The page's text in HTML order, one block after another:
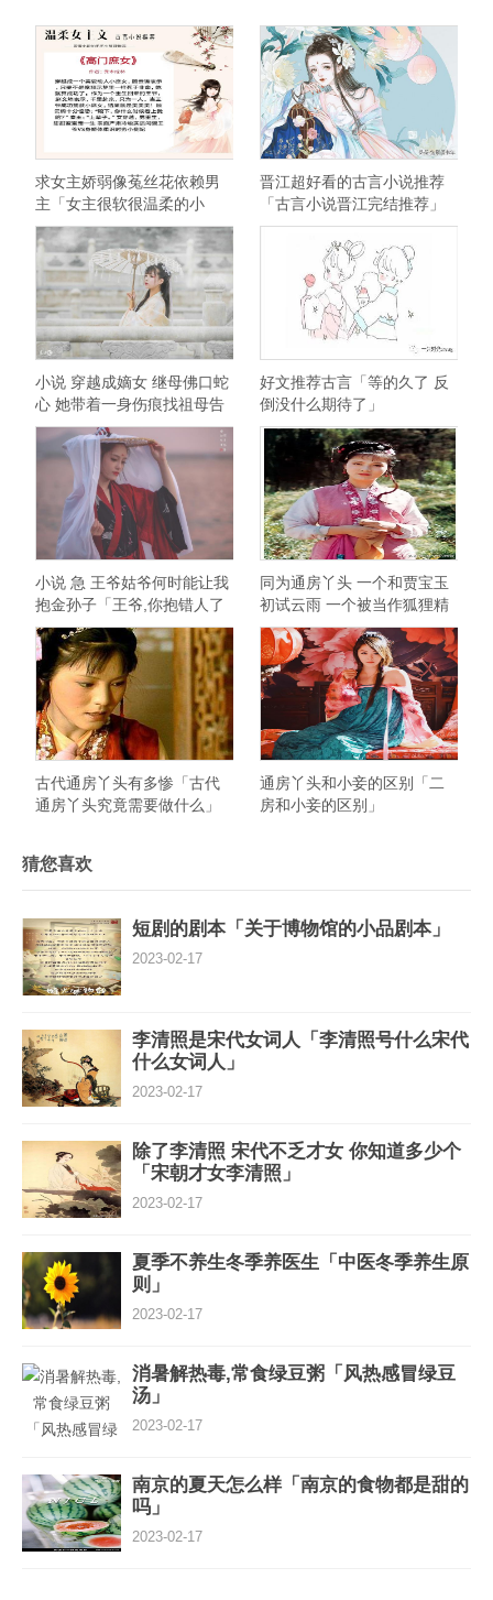
求女主娇弱像菟丝花依赖男
主「女主很软很温柔的小
说」
晋江超好看的古言小说推荐
「古言小说晋江完结推荐」
小说 穿越成嫡女 继母佛口蛇
心 她带着一身伤痕找祖母告
状
好文推荐古言「等的久了 反
倒没什么期待了」
小说 急 王爷姑爷何时能让我
抱金孙子「王爷,你抱错人了
免费阅读全文章」
同为通房丫头 一个和贾宝玉
初试云雨 一个被当作狐狸精
赶出家门
古代通房丫头有多惨「古代
通房丫头究竟需要做什么」
通房丫头和小妾的区别「二
房和小妾的区别」
猜您喜欢
短剧的剧本「关于博物馆的小品剧本」
2023-02-17
李清照是宋代女词人「李清照号什么宋代
什么女词人」
2023-02-17
除了李清照 宋代不乏才女 你知道多少个
「宋朝才女李清照」
2023-02-17
夏季不养生冬季养医生「中医冬季养生原
则」
2023-02-17
消暑解热毒,常食绿豆粥「风热感冒绿豆
汤」
2023-02-17
南京的夏天怎么样「南京的食物都是甜的
吗」
2023-02-17